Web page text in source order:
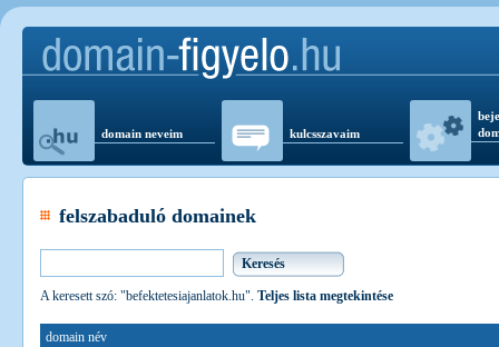
domain neveim kulcsszavaim
felszabaduló domainek
A keresett szó: "befektetesiajanlatok.hu". Teljes lista megtekintése
domain név